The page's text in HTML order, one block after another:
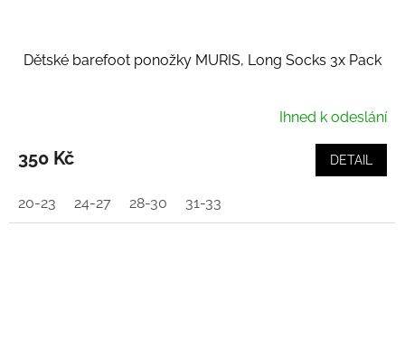
Dětské barefoot ponožky MURIS, Long Socks 3x Pack
Ihned k odeslání
350 Kč DETAIL
20-23 24-27 28-30 31-33